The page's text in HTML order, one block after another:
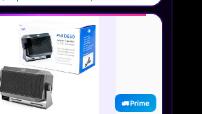
🚛 Prime